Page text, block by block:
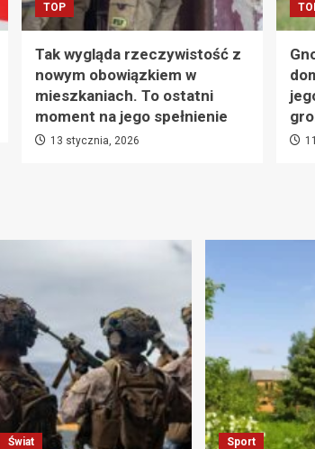
TOP
Tak wygląda rzeczywistość z
nowym obowiązkiem w
mieszkaniach. To ostatni
moment na jego spełnienie
13 stycznia, 2026
Świat Sport